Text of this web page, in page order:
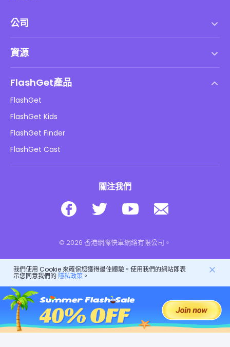
公司
DMCA 政策
隱私政策
廣告政策
不要出售我的資訊
資源
兒童在線安全
下載
FlashGet產品
FlashGet
FlashGet Kids
FlashGet Finder
FlashGet Cast
關注我們
© 2026 香港網際快車網絡有限公司。
我們使用 Cookie 來確保您獲得最佳體驗。使用我們的網站即表
示您同意我們的 隱私政策。